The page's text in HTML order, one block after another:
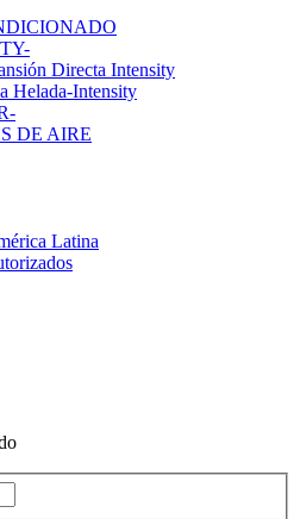
Directa Intensity
Helada-Intensity
DE AIRE
Latina